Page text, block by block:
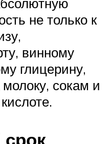
не только к
винному
глицерину,
сокам и